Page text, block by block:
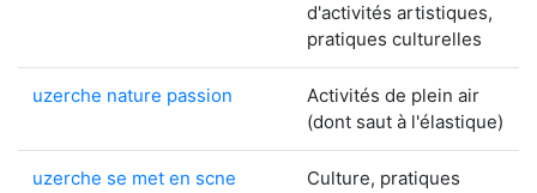
d'activités artistiques,
pratiques culturelles
uzerche nature passion
Activités de plein air
(dont saut à l'élastique)
uzerche se met en scne
Culture, pratiques